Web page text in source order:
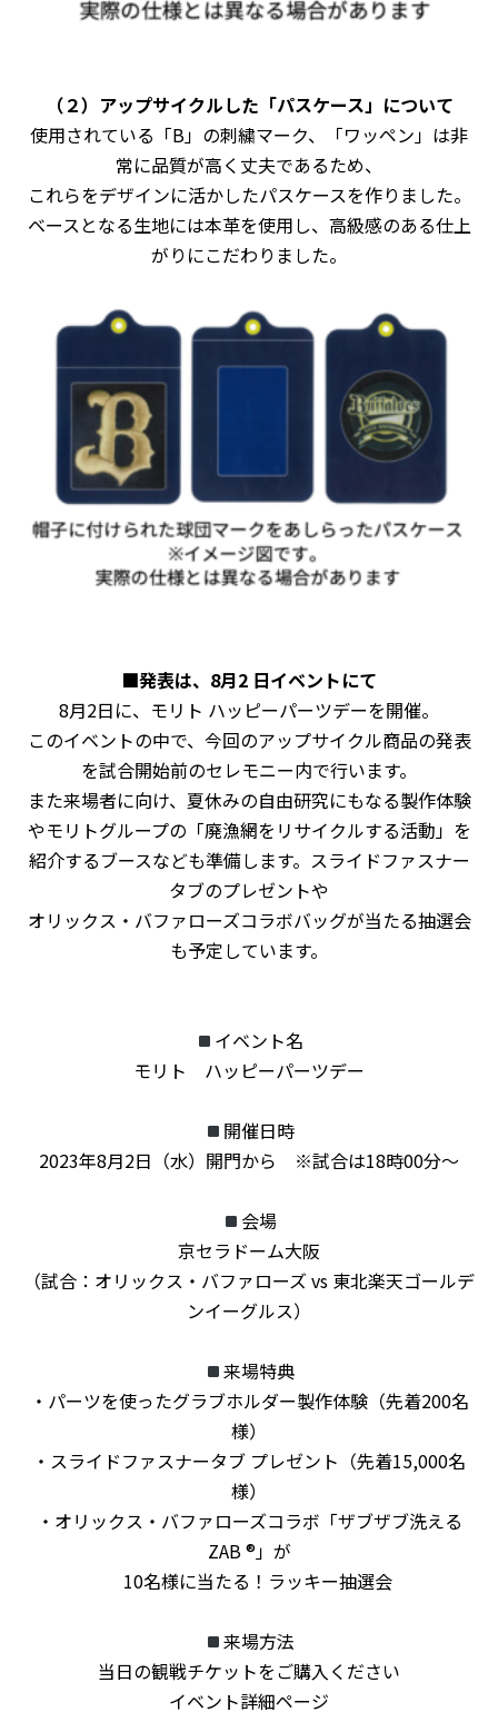
（２）アップサイクルした「パスケース」について
使用されている「B」の刺繍マーク、「ワッペン」は非
常に品質が高く丈夫であるため、
これらをデザインに活かしたパスケースを作りました。
ベースとなる生地には本革を使用し、高級感のある仕上
がりにこだわりました。
■発表は、8月2 日イベントにて
8月2日に、モリト ハッピーパーツデーを開催。
このイベントの中で、今回のアップサイクル商品の発表
を試合開始前のセレモニー内で行います。
また来場者に向け、夏休みの自由研究にもなる製作体験
やモリトグループの「廃漁網をリサイクルする活動」を
紹介するブースなども準備します。スライドファスナー
タブのプレゼントや
オリックス・バファローズコラボバッグが当たる抽選会
も予定しています。
イベント名
モリト ハッピーパーツデー
開催日時
2023年8月2日（水）開門から ※試合は18時00分〜
会場
京セラドーム大阪
（試合：オリックス・バファローズ vs 東北楽天ゴールデ
ンイーグルス）
来場特典
・パーツを使ったグラブホルダー製作体験（先着200名
様）
・スライドファスナータブ プレゼント（先着15,000名
様）
・オリックス・バファローズコラボ「ザブザブ洗える
ZAB ®」が
10名様に当たる！ラッキー抽選会
来場方法
当日の観戦チケットをご購入ください
イベント詳細ページ